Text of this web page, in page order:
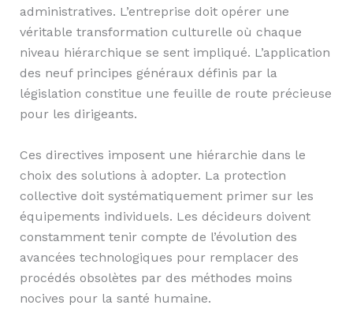
administratives. L’entreprise doit opérer une
véritable transformation culturelle où chaque
niveau hiérarchique se sent impliqué. L’application
des neuf principes généraux définis par la
législation constitue une feuille de route précieuse
pour les dirigeants.
Ces directives imposent une hiérarchie dans le
choix des solutions à adopter. La protection
collective doit systématiquement primer sur les
équipements individuels. Les décideurs doivent
constamment tenir compte de l’évolution des
avancées technologiques pour remplacer des
procédés obsolètes par des méthodes moins
nocives pour la santé humaine.